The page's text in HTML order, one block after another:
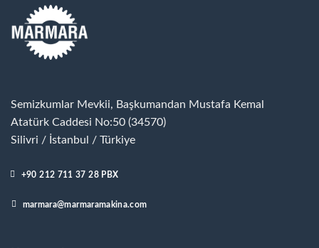
Semizkumlar Mevkii, Başkumandan Mustafa Kemal
Atatürk Caddesi No:50 (34570)
Silivri / İstanbul / Türkiye
+90 212 711 37 28 PBX
marmara@marmaramakina.com